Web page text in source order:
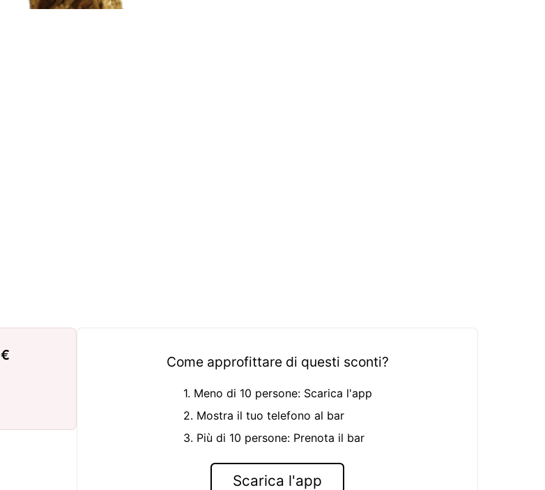
Come approfittare di questi sconti?
1. Meno di 10 persone: Scarica l'app
2. Mostra il tuo telefono al bar
3. Più di 10 persone: Prenota il bar
Scarica l'app